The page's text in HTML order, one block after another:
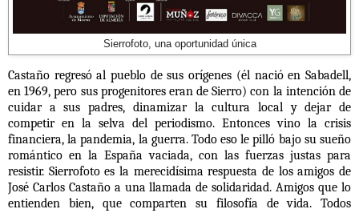
Sierrofoto, una oportunidad única
Castaño regresó al pueblo de sus orígenes (él nació en Sabadell,
en 1969, pero sus progenitores eran de Sierro) con la intención de
cuidar a sus padres, dinamizar la cultura local y dejar de
competir en la selva del periodismo. Entonces vino la crisis
financiera, la pandemia, la guerra. Todo eso le pilló bajo su sueño
romántico en la España vaciada, con las fuerzas justas para
resistir. Sierrofoto es la merecidísima respuesta de los amigos de
José Carlos Castaño a una llamada de solidaridad. Amigos que lo
entienden bien, que comparten su filosofía de vida. Todos